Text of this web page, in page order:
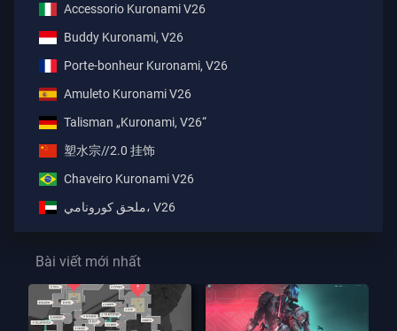
Accessorio Kuronami V26
Buddy Kuronami, V26
Porte-bonheur Kuronami, V26
Amuleto Kuronami V26
Talisman „Kuronami, V26“
塑水宗//2.0 挂饰
Chaveiro Kuronami V26
ملحق كورونامي، V26
Bài viết mới nhất